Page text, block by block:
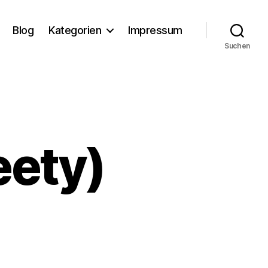
Blog Kategorien Impressum
Suchen